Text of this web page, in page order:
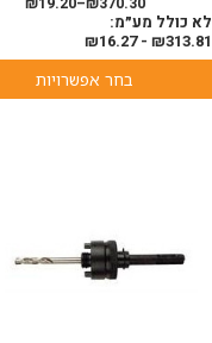
לא כולל מע״מ:
₪313.81
-
₪16.27
בחר אפשרויות